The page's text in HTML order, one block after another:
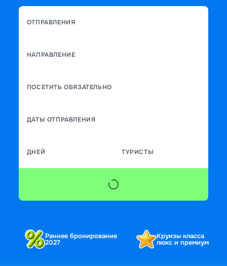
ОТПРАВЛЕНИЯ
НАПРАВЛЕНИЕ
ПОСЕТИТЬ ОБЯЗАТЕЛЬНО
ДАТЫ ОТПРАВЛЕНИЯ
ДНЕЙ ТУРИСТЫ
Раннее бронирование
2027
Круизы класса
люкс и премиум